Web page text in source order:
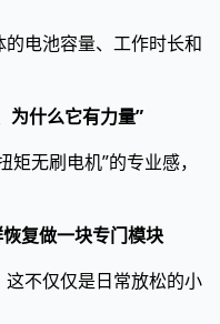
电池容量、工作时长和
为什么它有力量”
无刷电机”的专业感，
复做一块专门模块
不仅仅是日常放松的小